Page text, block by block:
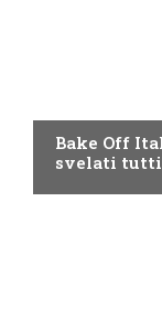
Bake Off
svelati